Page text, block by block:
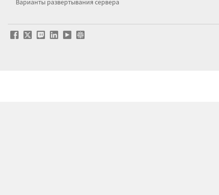
Варианты развертывания сервера